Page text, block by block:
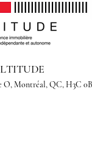
O, Montréal, QC, H3C